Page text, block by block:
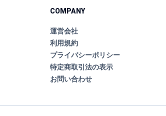
COMPANY
運営会社
利用規約
プライバシーポリシー
特定商取引法の表示
お問い合わせ